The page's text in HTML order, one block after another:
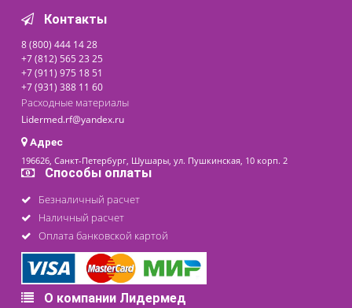
· производительность, степень обеззараживания
· рабочий ресурс лампы (в часах);
· особенности конструкции
· дополнительный функционал (счетчик наработки
защитный экран и пр.);
· наличие сертификата соответствия
· гарантийные обязательства
производитель
Наше предложение
В каталоге интернет-магазина компании
представлен обширный ассортимент
нас можно заказать и купить облучатель
любого размера, конструкции и мощности. Мы
оптовыми и розничными покупателями,
оптимальные цены, организуем оперативную
Санкт-Петербургу и регионам России. На товарной
вы можете самостоятельно подобрать необходимый
или обратиться за помощью к нашим консультантам.